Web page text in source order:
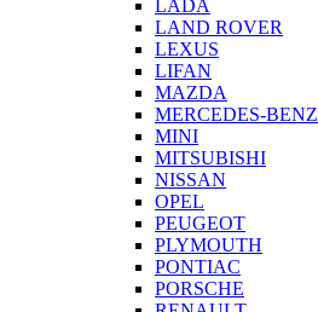
LADA
LAND ROVER
LEXUS
LIFAN
MAZDA
MERCEDES-BENZ
MINI
MITSUBISHI
NISSAN
OPEL
PEUGEOT
PLYMOUTH
PONTIAC
PORSCHE